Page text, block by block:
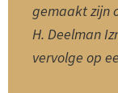
gemaakt zijn
H. Deelman
vervolge op